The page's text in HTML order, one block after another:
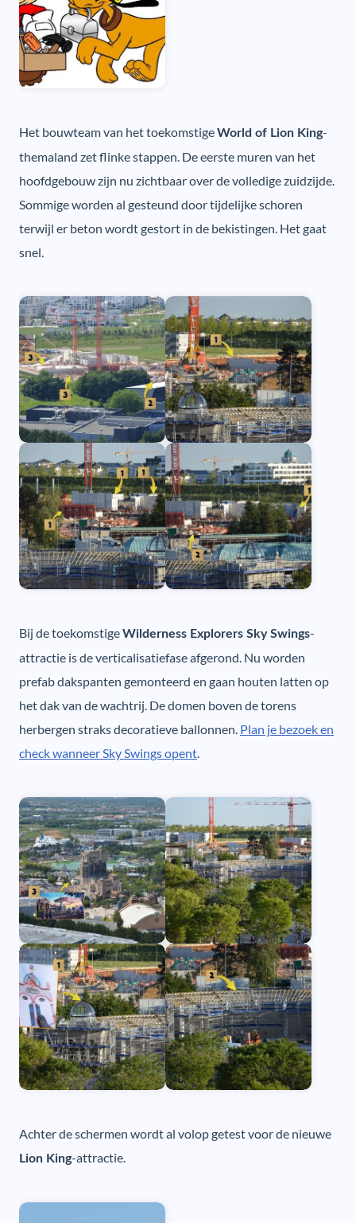
Het bouwteam van het toekomstigeWorld of Lion King-
themaland zet flinke stappen. De eerste muren van het
hoofdgebouw zijn nu zichtbaar over de volledige zuidzijde.
Sommige worden al gesteund door tijdelijke schoren
terwijl er beton wordt gestort in de bekistingen. Het gaat
snel.
Bij de toekomstigeWilderness Explorers Sky Swings-
attractie is de verticalisatiefase afgerond. Nu worden
prefab dakspanten gemonteerd en gaan houten latten op
het dak van de wachtrij. De domen boven de torens
herbergen straks decoratieve ballonnen. Plan je bezoek en
check wanneer Sky Swings opent
Achter de schermen wordt al volop getest voor de nieuwe
Lion King-attractie.